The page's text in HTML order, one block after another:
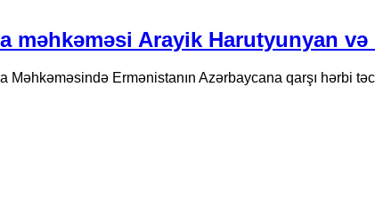
məhkəməsi Arayik Harutyunyan
Məhkəməsində Ermənistanın Azərbaycana qarşı hərbi